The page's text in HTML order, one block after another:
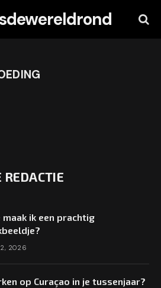
REDACTIE
maak ik een prachtig
2026
op Curaçao in je tussenjaar?